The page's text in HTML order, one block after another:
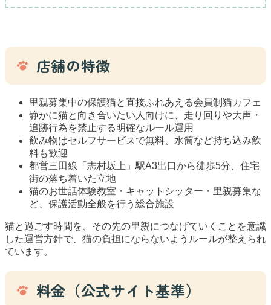
店舗の特徴
里親募集中の保護猫と直接ふれあえる会員制猫カフェ
静かに猫と向き合いたい人向けに、走り回りや大声・
追跡行為を禁止する明確なルール運用
飲み物はセルフサービスで無料、水筒など持ち込み飲
料も歓迎
都営三田線「志村坂上」駅A3出口から徒歩5分、住宅
街の落ち着いた立地
猫のお世話体験教室・キャットシッター・里親募集な
ど、保護活動全般を行う総合施設
猫と過ごす時間を、その先の里親につなげていくことを意識
した運営方針で、猫の負担にならないようルールが整えられ
ています。
料金（公式サイト基準）